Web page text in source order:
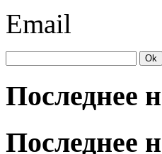
Email
Последнее
Последнее